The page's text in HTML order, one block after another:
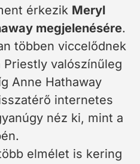
érkezik Meryl
megjelenésére.
többen viccelődnek
Priestly valószínűleg
Anne Hathaway
internetes
néz ki, mint a
elmélet is kering